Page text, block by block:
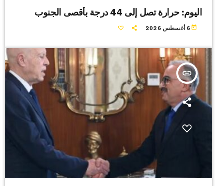
اليوم: حرارة تصل إلى 44 درجة بأقصى الجنوب
today 6 أغسطس 2026
insert_link